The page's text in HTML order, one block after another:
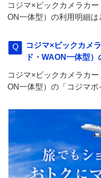
コジマ×ビックカメラカ
ON一体型）の利用明細は
コジマ×ビックカメ
ド・WAON一体型）
コジマ×ビックカメラカ
ON一体型）の「コジマポ